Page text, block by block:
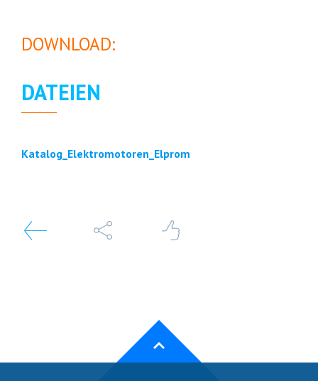
DOWNLOAD:
DATEIEN
Katalog_Elektromotoren_Elprom